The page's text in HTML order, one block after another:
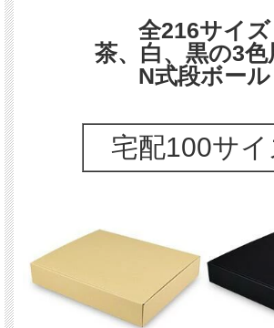
まとまった数量の場合、別途見積もりさせていただきま
お問い合わせください
全216サイズ
茶、白、黒の3色
N式段ボール
宅配100サ